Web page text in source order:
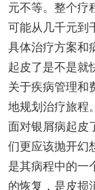
元不等。整个疗
可能从几千元到
具体治疗方案和
起皮了是不是就
关于疾病管理和
地规划治疗旅程。
面对银屑病起皮
们更应该抛开幻
是其病程中的一
的恢复，是皮损